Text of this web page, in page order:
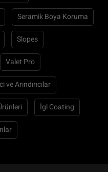
Seramik Boya Koruma
Slopes
Valet Pro
Arındırıcılar
İgl Coating